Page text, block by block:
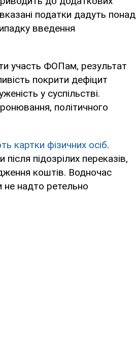
податки дадуть понад
введення
участь ФОПам, результат
покрити дефіцит
у суспільстві.
політичного
картки фізичних осіб.
підозрілих переказів,
коштів. Водночас
не надто ретельно